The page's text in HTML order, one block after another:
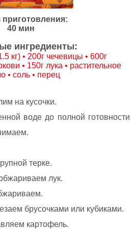
приготовления:
40 мин
ингредиенты:
кг) • 200г чечевицы • 600г
• 150г лука • растительное
• соль • перец
на кусочки.
воде до полной готовности
терке.
лук.
брусочками или кубиками.
картофель.